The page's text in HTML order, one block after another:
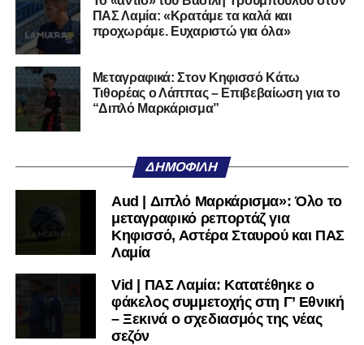
Η διαδικασία της κλήρωσης θα μεταδοθείζωντανά μέσω
του καναλιού Hellenic Football Family της ΕΠΟ στο
YouTube, με καλεσμένο τον προπονητή του Α.Ο.
Τρικάλων,Νίκο Μπαδήμα
Ερασιτεχνών.
Ακολουθήστε το
υπόλοιπο κόσμο. Ακολουθήστε το lamiara.gr στο
Twitterκαι στοInstagram
μαθαίνετε σε χρόνο dt όλα τα νέα.
ΠΑΣ Λαμία: «Κρατάμε τα καλά και
προχωράμε. Ευχαριστώ για όλα»
Μεταγραφικά: Στον Κηφισσό Κάτω
Τιθορέας ο Λάππας – Επιβεβαίωση για το
“Διπλό Μαρκάρισμα”
ΔΗΜΟΦΙΛΉ
Aud | Διπλό Μαρκάρισμα»: Όλο το
μεταγραφικό ρεπορτάζ για
Κηφισσό, Αστέρα Σταυρού και ΠΑΣ
Λαμία
Vid | ΠΑΣ Λαμία: Κατατέθηκε ο
φάκελος συμμετοχής στη Γ’ Εθνική
– Ξεκινά ο σχεδιασμός της νέας
σεζόν